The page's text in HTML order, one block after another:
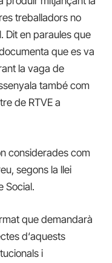
treballadors no
Dit en paraules que
que es va
la vaga de
també com
de RTVE a
considerades com
segons la llei
Social.
que demandarà
d‘aquests
i